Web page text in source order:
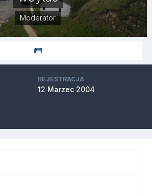
Moderator
REJESTRACJA
12 Marzec 2004